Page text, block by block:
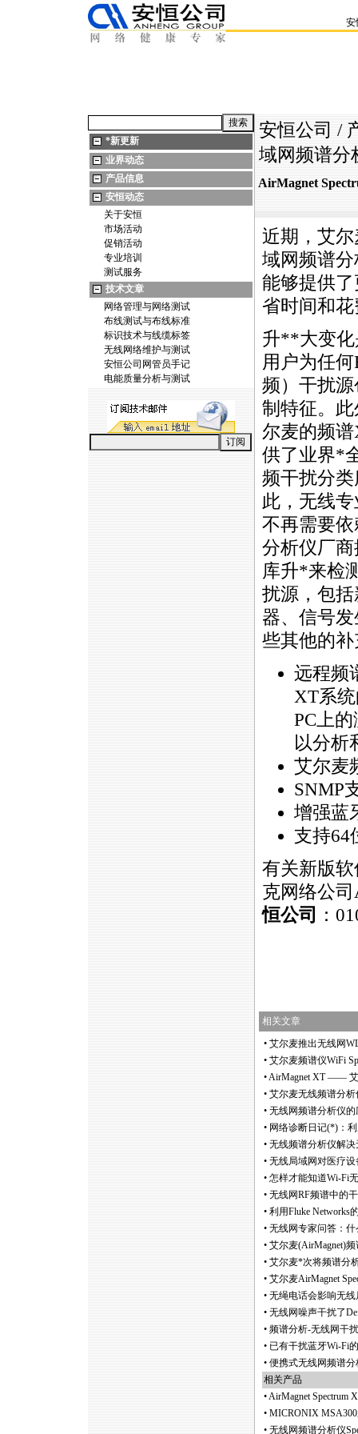
安
*新更新
业界动态
产品信息
安恒动态
关于安恒
市场活动
促销活动
专业培训
测试服务
技术文章
网络管理与网络测试
布线测试与布线标准
标识技术与线缆标签
无线网络维护与测试
安恒公司网管员手记
电能质量分析与测试
安恒公司 /
域网频谱分
AirMagnet
近期，艾尔
域网频谱
能够提供
省时间和
升**大变
用户为任
频）干扰
制特征。
尔麦的频
供了业界*
频干扰分
此，无线
不再需要
分析仪厂
库升*来检
扰源，包
器、信号
些其他的
远程频
XT系
PC上
以分析
艾尔麦
SNMP
增强蓝
支持64
有关新版
克网络公
恒公司 ：
相关文章
• 艾尔麦推出无线网
• 艾尔麦频谱仪WiFi
•AirMagnet XT ——
• 艾尔麦无线频谱分析
• 无线网频谱分析仪
• 网络诊断日记(*)：
• 无线频谱分析仪解
• 无线局域网对医疗
• 怎样才能知道Wi-Fi
• 无线网RF频谱中的
• 利用Fluke Networks
• 无线网专家问答：什
• 艾尔麦(AirMagnet)
• 艾尔麦*次将频谱分
• 艾尔麦AirMagnet
• 无绳电话会影响无
• 无线网噪声干扰了
• 频谱分析-无线网干
• 已有干扰蓝牙Wi-Fi
• 便携式无线网频谱分
相关产品
•AirMagnet Spectrum
• MICRONIX
• 无线网频谱分析仪